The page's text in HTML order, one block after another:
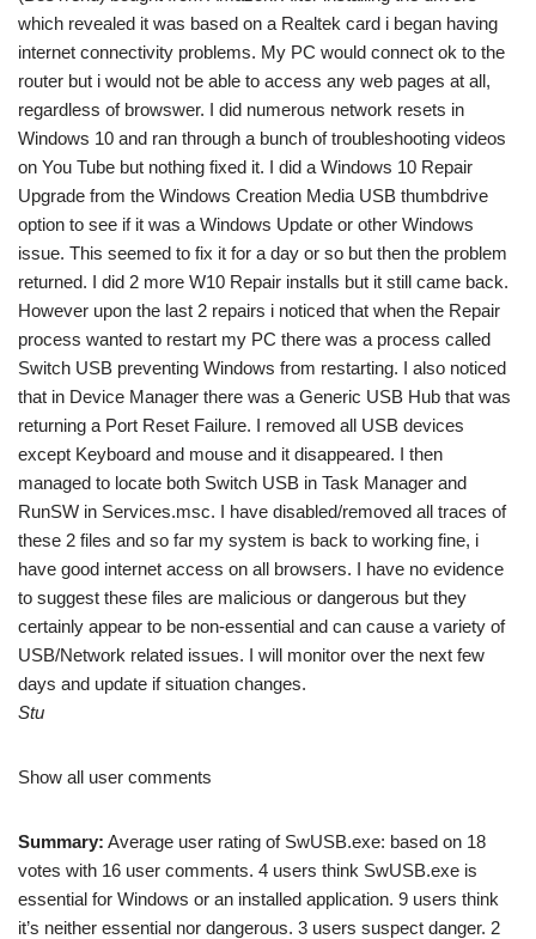
which revealed it was based on a Realtek card i began having
internet connectivity problems. My PC would connect ok to the
router but i would not be able to access any web pages at all,
regardless of browswer. I did numerous network resets in
Windows 10 and ran through a bunch of troubleshooting videos
on You Tube but nothing fixed it. I did a Windows 10 Repair
Upgrade from the Windows Creation Media USB thumbdrive
option to see if it was a Windows Update or other Windows
issue. This seemed to fix it for a day or so but then the problem
returned. I did 2 more W10 Repair installs but it still came back.
However upon the last 2 repairs i noticed that when the Repair
process wanted to restart my PC there was a process called
Switch USB preventing Windows from restarting. I also noticed
that in Device Manager there was a Generic USB Hub that was
returning a Port Reset Failure. I removed all USB devices
except Keyboard and mouse and it disappeared. I then
managed to locate both Switch USB in Task Manager and
RunSW in Services.msc. I have disabled/removed all traces of
these 2 files and so far my system is back to working fine, i
have good internet access on all browsers. I have no evidence
to suggest these files are malicious or dangerous but they
certainly appear to be non-essential and can cause a variety of
USB/Network related issues. I will monitor over the next few
days and update if situation changes.
Stu
Show all user comments
Summary: Average user rating of SwUSB.exe: based on 18
votes with 16 user comments. 4 users think SwUSB.exe is
essential for Windows or an installed application. 9 users think
it’s neither essential nor dangerous. 3 users suspect danger. 2